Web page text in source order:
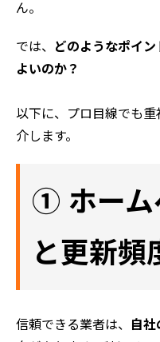
ん。
では、
どのようなポイ
よいのか？
以下に、プロ目線でも
介します。
① ホーム
と更新頻
信頼できる業者は、 自